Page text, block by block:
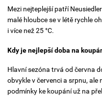
Mezi nejteplejší patří
malé hloubce se v létě rychle
i více než 25 °C.
Kdy je nejlepší doba na
Hlavní sezóna trvá od června
obvykle v červenci a srpnu, ale
podmínky ke koupání už na